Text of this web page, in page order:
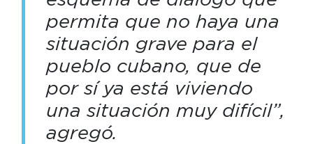
permita que no haya una
situación grave para el
pueblo cubano, que de
por sí ya está viviendo
una situación muy difícil”,
agregó.